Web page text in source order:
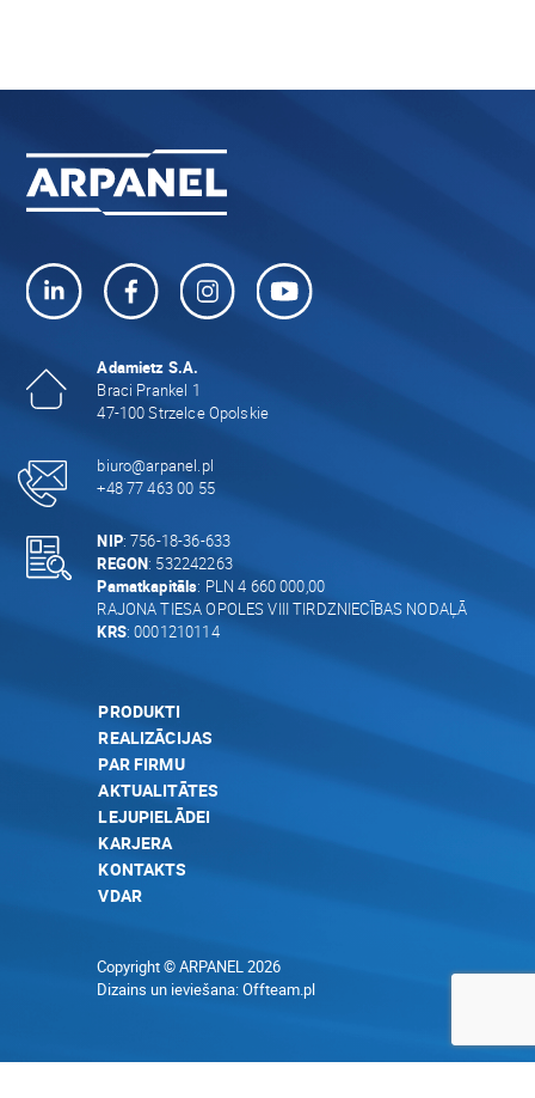
Adamietz S.A.
Braci Prankel 1
47-100 Strzelce Opolskie
biuro@arpanel.pl
+48 77 463 00 55
NIP: 756-18-36-633
REGON: 532242263
Pamatkapitāls: PLN 4 660 000,00
RAJONA TIESA OPOLES VIII TIRDZNIECĪBAS NODAĻĀ
KRS: 0001210114
PRODUKTI
REALIZĀCIJAS
PAR FIRMU
AKTUALITĀTES
LEJUPIELĀDEI
KARJERA
KONTAKTS
VDAR
Copyright © ARPANEL 2026
Dizains un ieviešana:Offteam.pl